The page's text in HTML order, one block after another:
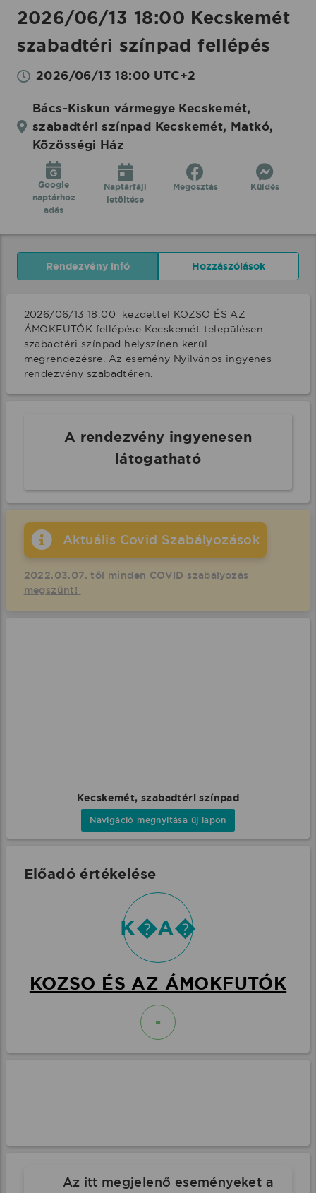
2026/06/13 18:00 Kecskemét
szabadtéri színpad fellépés
2026/06/13 18:00 UTC+2
Bács-Kiskun vármegye Kecskemét,
szabadtéri színpad Kecskemét, Matkó,
Közösségi Ház
Google
naptárhoz
adás
Naptárfájl
letöltése
Megosztás Küldés
Rendezvény infó Hozzászólások
2026/06/13 18:00  kezdettel KOZSO ÉS AZ
ÁMOKFUTÓK fellépése Kecskemét településen
szabadtéri színpad helyszínen kerül
megrendezésre. Az esemény Nyilvános ingyenes
rendezvény szabadtéren.
A rendezvény ingyenesen
látogatható
Aktuális Covid Szabályozások
2022.03.07. től minden COVID szabályozás
megszűnt!
Kecskemét, szabadtéri színpad
Navigáció megnyitása új lapon
Előadó értékelése
K�A�
KOZSO ÉS AZ ÁMOKFUTÓK
-
Az itt megjelenő eseményeket a